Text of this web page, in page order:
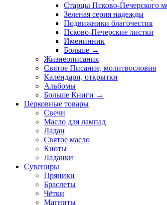
Старцы Псково-Печерского
Зеленая серия надежды
Подвижники благочестия
Псково-Печерские листки
Именинник
Больше →
Жизнеописания
Святое Писание, молитвословия
Календари, открытки
Альбомы
Больше Книги →
Церковные товары
Свечи
Масло для лампад
Ладан
Святое масло
Киоты
Ладанки
Сувениры
Пряники
Браслеты
Чётки
Магниты